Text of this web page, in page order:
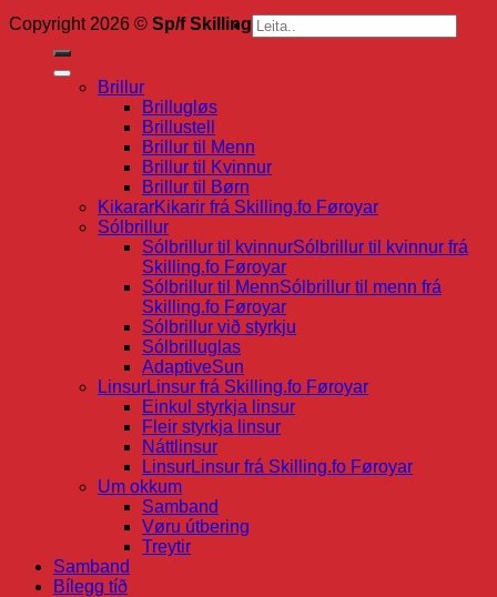
Copyright 2026 © Sp/f Skilling Search
for:
Brillur
Brillugløs
Brillustell
Brillur til Menn
Brillur til Kvinnur
Brillur til Børn
KikararKikarir frá Skilling.fo Føroyar
Sólbrillur
Sólbrillur til kvinnurSólbrillur til kvinnur frá
Skilling.fo Føroyar
Sólbrillur til MennSólbrillur til menn frá
Skilling.fo Føroyar
Sólbrillur við styrkju
Sólbrilluglas
AdaptiveSun
LinsurLinsur frá Skilling.fo Føroyar
Einkul styrkja linsur
Fleir styrkja linsur
Náttlinsur
LinsurLinsur frá Skilling.fo Føroyar
Um okkum
Samband
Vøru útbering
Treytir
Samband
Bílegg tíð